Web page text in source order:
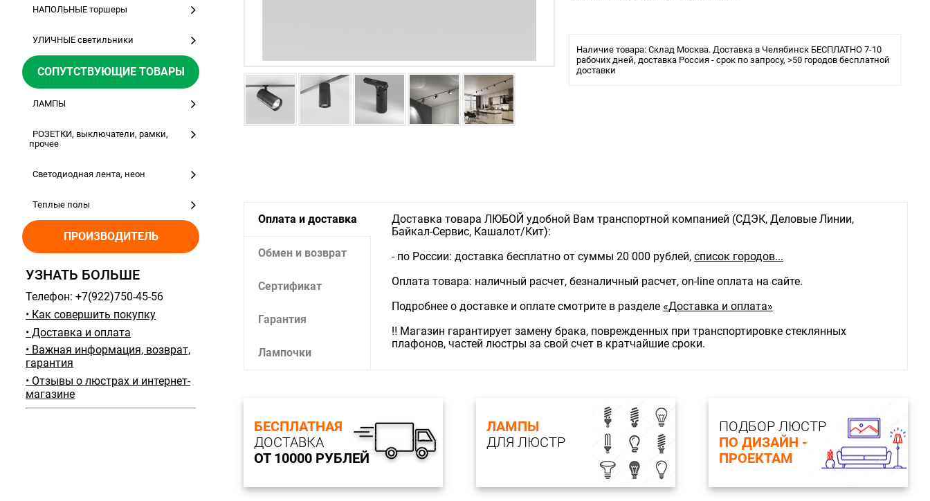
НАПОЛЬНЫЕ торшеры
УЛИЧНЫЕ светильники
СОПУТСТВУЮЩИЕ ТОВАРЫ
ЛАМПЫ
РОЗЕТКИ, выключатели, рамки,
прочее
Светодиодная лента, неон
Теплые полы
ПРОИЗВОДИТЕЛЬ
УЗНАТЬ БОЛЬШЕ
Телефон: +7(922)750-45-56
• Как совершить покупку
• Доставка и оплата
• Важная информация, возврат,
гарантия
• Отзывы о люстрах и интернет-
магазине
Наличие товара: Склад Москва. Доставка в Челябинск БЕСПЛАТНО 7-10
рабочих дней, доставка Россия - срок по запросу, >50 городов бесплатной
доставки
Оплата и доставка
Обмен и возврат
Сертификат
Гарантия
Лампочки
Доставка товара ЛЮБОЙ удобной Вам транспортной компанией (СДЭК, Деловые Линии,
Байкал-Сервис, Кашалот/Кит):
- по России: доставка бесплатно от суммы 20 000 рублей, список городов...
Оплата товара: наличный расчет, безналичный расчет, on-line оплата на сайте.
Подробнее о доставке и оплате смотрите в разделе «Доставка и оплата»
‼️ Магазин гарантирует замену брака, поврежденных при транспортировке стеклянных
плафонов, частей люстры за свой счет в кратчайшие сроки.
БЕСПЛАТНАЯ
ДОСТАВКА
ОТ 10000 РУБЛЕЙ
ЛАМПЫ
ДЛЯ ЛЮСТР
ПОДБОР ЛЮСТР
ПО ДИЗАЙН -
ПРОЕКТАМ